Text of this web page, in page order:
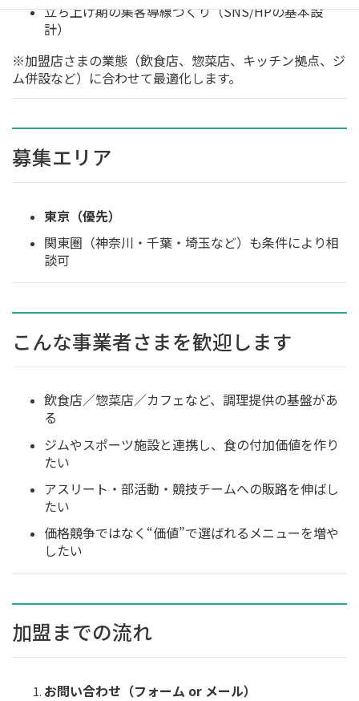
立ち上げ期の集客導線づくり（SNS/HPの基本設
計）
※加盟店さまの業態（飲食店、惣菜店、キッチン拠点、ジ
ム併設など）に合わせて最適化します。
募集エリア
東京（優先）
関東圏（神奈川・千葉・埼玉など）も条件により相
談可
こんな事業者さまを歓迎します
飲食店／惣菜店／カフェなど、調理提供の基盤があ
る
ジムやスポーツ施設と連携し、食の付加価値を作り
たい
アスリート・部活動・競技チームへの販路を伸ばし
たい
価格競争ではなく“価値”で選ばれるメニューを増や
したい
加盟までの流れ
お問い合わせ（フォーム or メール）